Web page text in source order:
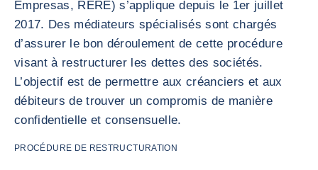
Empresas, RERE) s’applique depuis le 1er juillet
2017. Des médiateurs spécialisés sont chargés
d’assurer le bon déroulement de cette procédure
visant à restructurer les dettes des sociétés.
L’objectif est de permettre aux créanciers et aux
débiteurs de trouver un compromis de manière
confidentielle et consensuelle.
PROCÉDURE DE RESTRUCTURATION